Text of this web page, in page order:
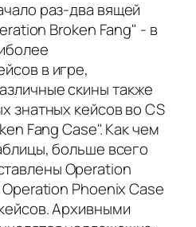
раз-два вящей
Broken Fang" - в
в игре,
скины также
знатных кейсов во CS
Fang Case". Как чем
больше всего
Operation
Phoenix Case
Архивными